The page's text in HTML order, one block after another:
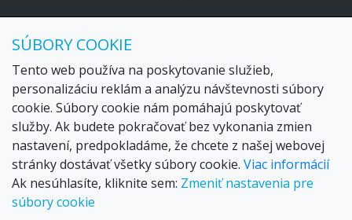
Maldivy.sk je značkou
Sídlo:Lazaretská 29, Bratislava 81109
Email:settour@settour.sk
Telefón: 02 529 279 17, 529 328 68-9
IČO: 36179825
IČ-DPH:SK2020057314
OR SRBratislava I. odd.: Sro, vložka: 29873/V
SÚBORY COOKIE
Tento web používa na poskytovanie služieb,
personalizáciu reklám a analýzu návštevnosti súbory
cookie. Súbory cookie nám pomáhajú poskytovať
služby. Ak budete pokračovať bez vykonania zmien
nastavení, predpokladáme, že chcete z našej webovej
stránky dostávať všetky súbory cookie. Viac informácií
Ak nesúhlasíte, kliknite sem: Zmeniť nastavenia pre
súbory cookie